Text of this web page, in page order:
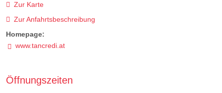
Zur Karte
Zur Anfahrtsbeschreibung
Homepage:
www.tancredi.at
Öffnungszeiten